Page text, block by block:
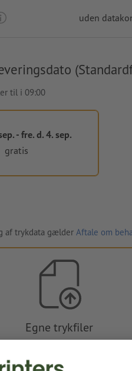
uden
til i 09:00
- fre. d. 4. sep.
gratis
af trykdata gælder Aftale om
Egne trykfiler
dine trykfiler før eller efter du